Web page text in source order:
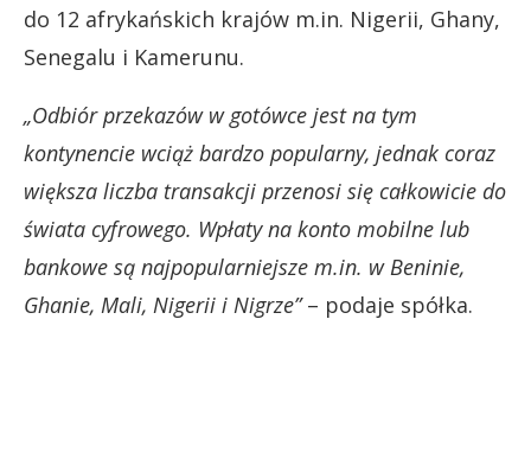
do 12 afrykańskich krajów m.in. Nigerii, Ghany,
Senegalu i Kamerunu.
„Odbiór przekazów w gotówce jest na tym
kontynencie wciąż bardzo popularny, jednak coraz
większa liczba transakcji przenosi się całkowicie do
świata cyfrowego. Wpłaty na konto mobilne lub
bankowe są najpopularniejsze m.in. w Beninie,
Ghanie, Mali, Nigerii i Nigrze”– podaje spółka.